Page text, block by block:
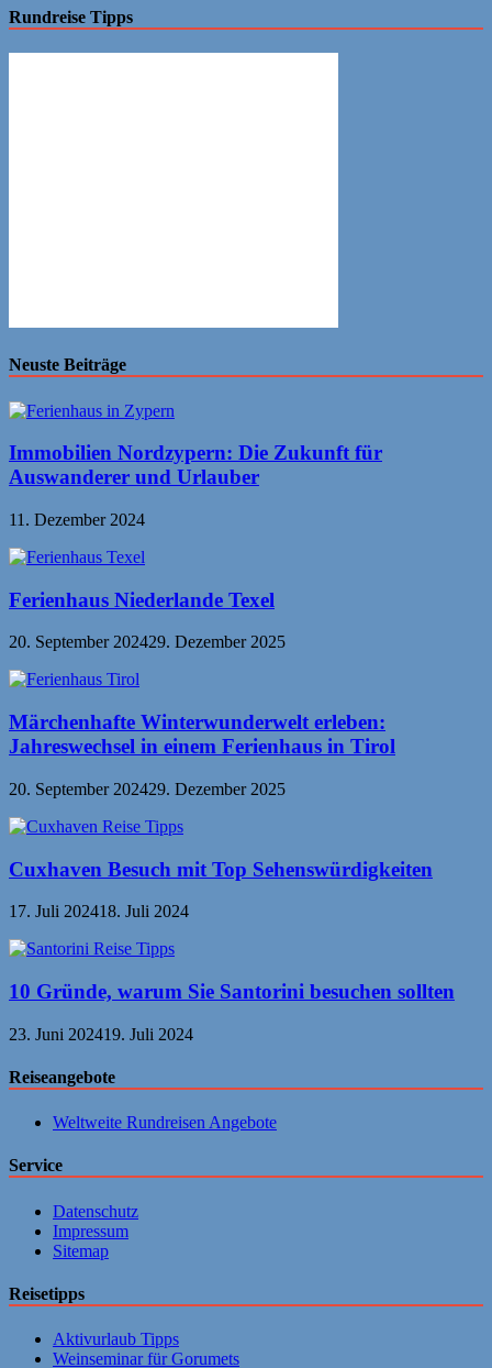
Rundreise Tipps
Neuste Beiträge
Immobilien Nordzypern: Die Zukunft für
Auswanderer und Urlauber
11. Dezember 2024
Ferienhaus Niederlande Texel
20. September 202429. Dezember 2025
Märchenhafte Winterwunderwelt erleben:
Jahreswechsel in einem Ferienhaus in Tirol
20. September 202429. Dezember 2025
Cuxhaven Besuch mit Top Sehenswürdigkeiten
17. Juli 202418. Juli 2024
10 Gründe, warum Sie Santorini besuchen sollten
23. Juni 202419. Juli 2024
Reiseangebote
Weltweite Rundreisen Angebote
Service
Datenschutz
Impressum
Sitemap
Reisetipps
Aktivurlaub Tipps
Weinseminar für Gorumets